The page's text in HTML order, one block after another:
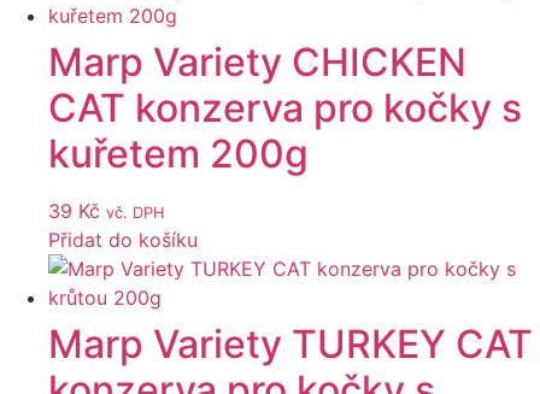
Marp Variety CHICKEN
CAT konzerva pro kočky s
kuřetem 200g
39 Kč vč. DPH
Přidat do košíku
Marp Variety TURKEY CAT